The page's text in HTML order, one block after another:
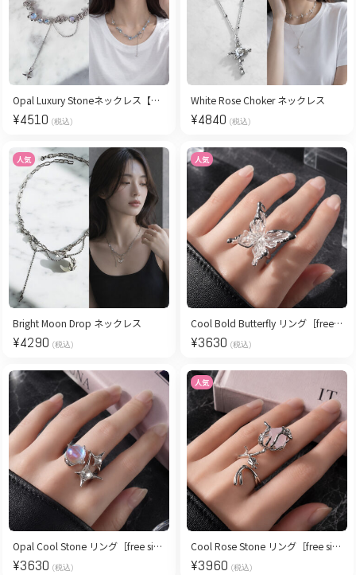
Opal Luxury Stoneネックレス【金属アレルギー対応/ステンレス】
¥4510 (税込)
White Rose Choker ネックレス
¥4840 (税込)
人気
Bright Moon Drop ネックレス
¥4290 (税込)
人気
Cool Bold Butterfly リング［free size］
¥3630 (税込)
Opal Cool Stone リング［free size］
¥3630 (税込)
人気
Cool Rose Stone リング［free size］
¥3960 (税込)